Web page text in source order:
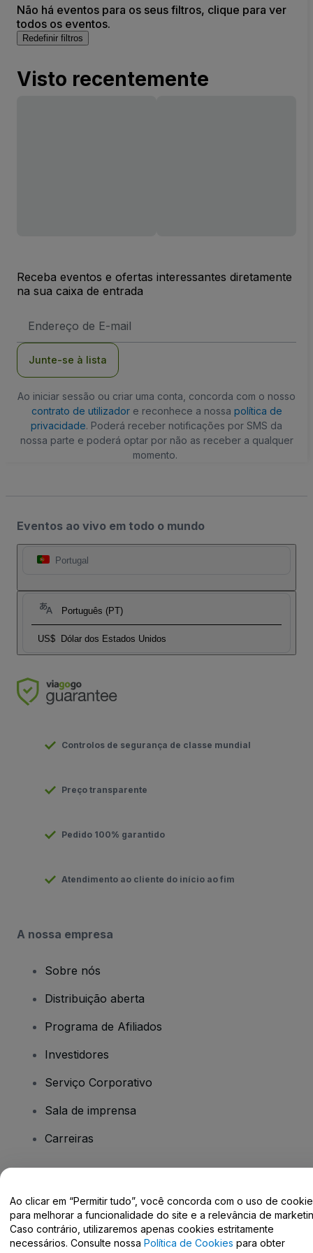
Não há eventos para os seus filtros, clique para ver
todos os eventos.
Redefinir filtros
Visto recentemente
Receba eventos e ofertas interessantes diretamente
na sua caixa de entrada
de
Junte-se à lista
Ao iniciar sessão ou criar uma conta, concorda com o nosso
contrato de utilizadore reconhece a nossa política de
privacidade. Poderá receber notificações por SMS da
nossa parte e poderá optar por não as receber a qualquer
momento.
Eventos ao vivo em todo o mundo
Portugal
Português (PT)
US$ Dólar dos Estados Unidos
Controlos de segurança de classe mundial
Preço transparente
Pedido 100% garantido
Atendimento ao cliente do início ao fim
A nossa empresa
Sobre nós
Distribuição aberta
Programa de Afiliados
Investidores
Serviço Corporativo
Sala de imprensa
Carreiras
Centro de Ajuda / Fale Conosco
Ao clicar em “Permitir tudo”, você concorda com o uso de
para melhorar a funcionalidade do site e a relevância de
Caso contrário, utilizaremos apenas cookies estritamente
necessários. Consulte nossa Política de Cookies para obter